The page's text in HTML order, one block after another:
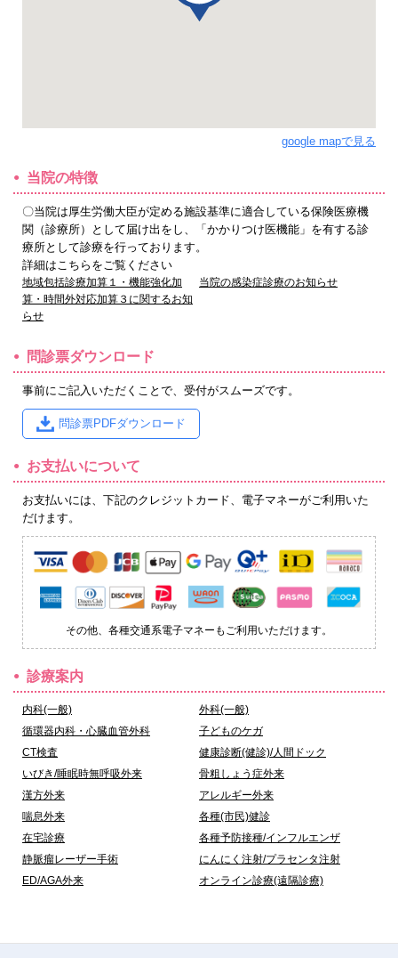
google mapで見る
当院の特徴
〇当院は厚生労働大臣が定める施設基準に適合している保険医療機
関（診療所）として届け出をし、「かかりつけ医機能」を有する診
療所として診療を行っております。
詳細はこちらをご覧ください
地域包括診療加算１・機能強化加
算・時間外対応加算３に関するお知
らせ
当院の感染症診療のお知らせ
問診票ダウンロード
事前にご記入いただくことで、受付がスムーズです。
問診票PDFダウンロード
お支払いについて
お支払いには、下記のクレジットカード、電子マネーがご利用いた
だけます。
その他、各種交通系電子マネーもご利用いただけます。
診療案内
内科(一般)
外科(一般)
循環器内科・心臓血管外科
子どものケガ
CT検査
健康診断(健診)/人間ドック
いびき/睡眠時無呼吸外来
骨粗しょう症外来
漢方外来
アレルギー外来
喘息外来
各種(市民)健診
在宅診療
各種予防接種/インフルエンザ
静脈瘤レーザー手術
にんにく注射/プラセンタ注射
ED/AGA外来
オンライン診療(遠隔診療)